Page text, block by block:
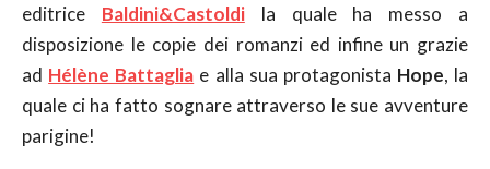
editrice Baldini&Castoldila quale ha messo a
disposizione le copie dei romanzi ed infine un grazie
ad Hélène Battaglia e alla sua protagonista Hope, la
quale ci ha fatto sognare attraverso le sue avventure
parigine!